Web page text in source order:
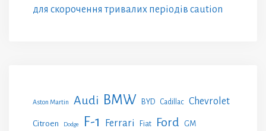
для скорочення тривалих періодів caution
Aston Martin Audi BMW BYD Cadillac Chevrolet
Citroen Dodge F-1 Ferrari Fiat Ford GM